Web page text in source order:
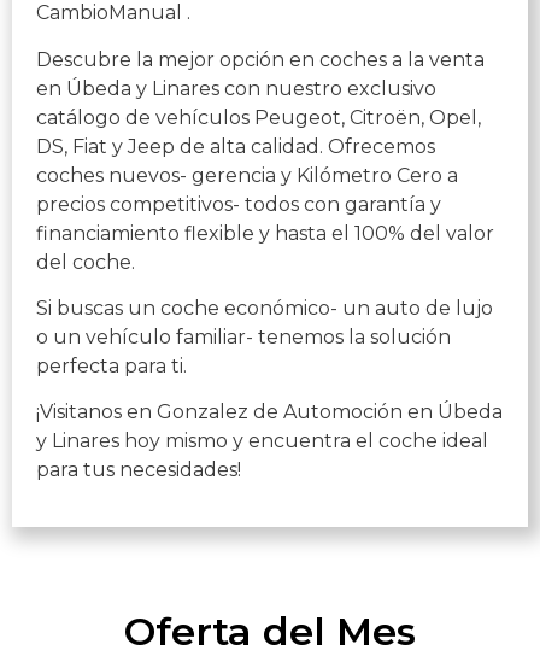
CambioManual .
Descubre la mejor opción en coches a la venta
en Úbeda y Linares con nuestro exclusivo
catálogo de vehículos Peugeot, Citroën, Opel,
DS, Fiat y Jeep de alta calidad. Ofrecemos
coches nuevos- gerencia y Kilómetro Cero a
precios competitivos- todos con garantía y
financiamiento flexible y hasta el 100% del valor
del coche.
Si buscas un coche económico- un auto de lujo
o un vehículo familiar- tenemos la solución
perfecta para ti.
¡Visitanos en Gonzalez de Automoción en Úbeda
y Linares hoy mismo y encuentra el coche ideal
para tus necesidades!
Oferta del Mes